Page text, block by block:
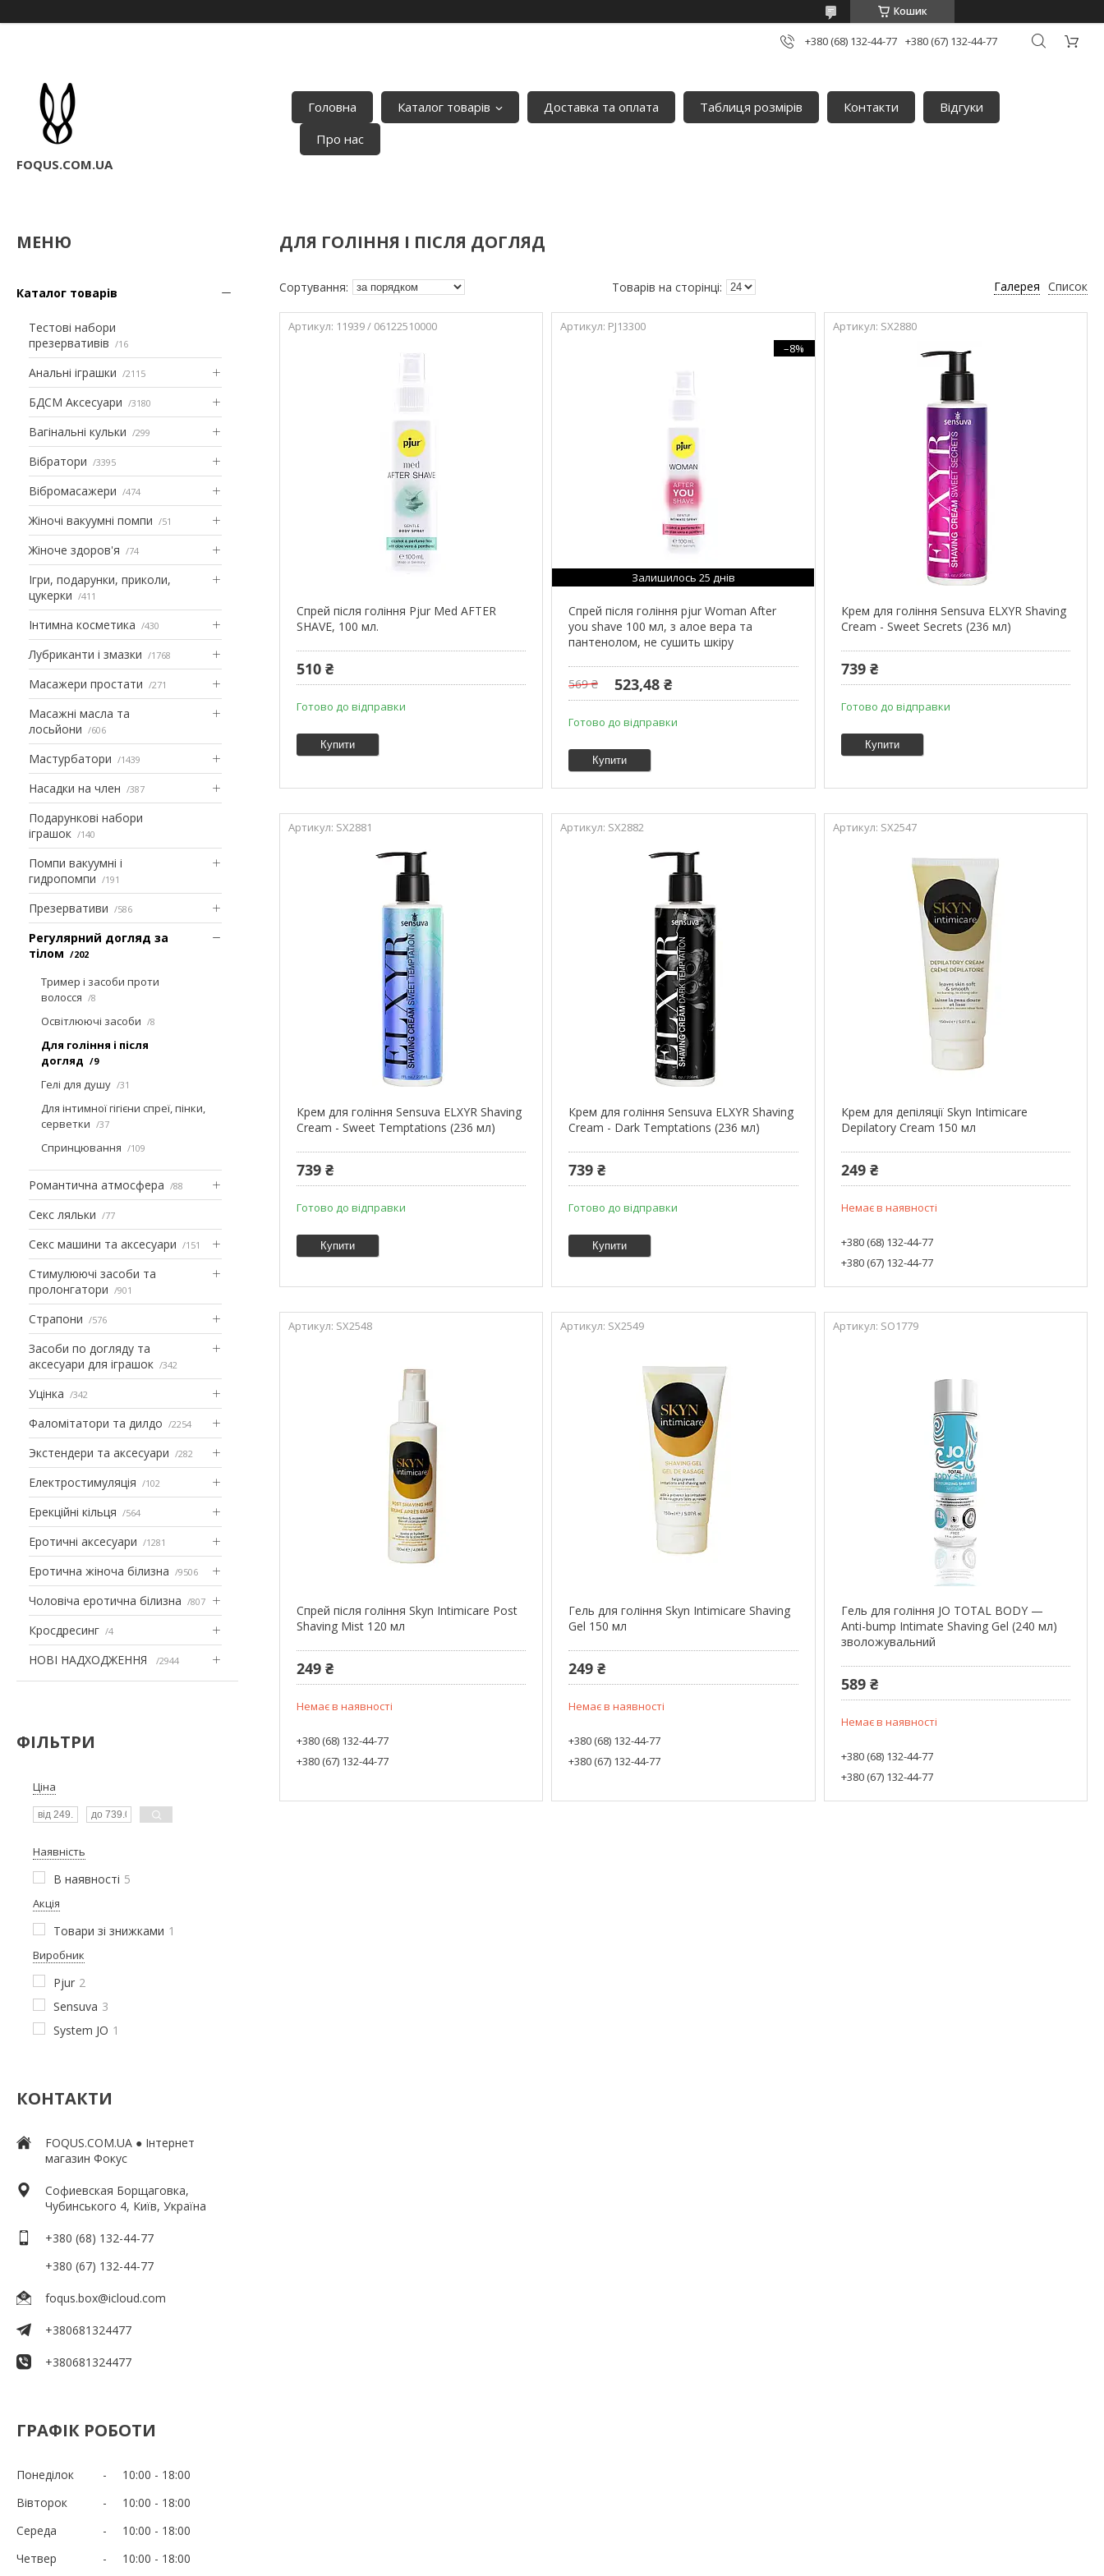
Кошик
+380 (68) 132-44-77 +380 (67) 132-44-77
FOQUS.COM.UA
Головна Каталог товарів Доставка та оплата Таблиця розмірів Контакти
Відгуки
Про нас
Каталог товарів
Тестові набори
презервативів
16
Анальні іграшки 2115
БДСМ Аксесуари 3180
Вагінальні кульки 299
Вібратори 3395
Вібромасажери 474
Жіночі вакуумні помпи 51
Жіноче здоров'я 74
Ігри, подарунки, приколи,
цукерки
411
Інтимна косметика 430
Лубриканти і змазки 1768
Масажери простати 271
Масажні масла та
лосьйони
606
Мастурбатори 1439
Насадки на член 387
Подарункові набори
іграшок
140
Помпи вакуумні і
гидропомпи
191
Презервативи 586
Регулярний догляд за
тілом
202
Тример і засоби проти
волосся
8
Освітлюючі засоби 8
Для гоління і після
догляд
9
Гелі для душу 31
Для інтимної гігієни спреї, пінки,
серветки
37
Спринцювання 109
Романтична атмосфера 88
Секс ляльки 77
Секс машини та аксесуари 151
Стимулюючі засоби та
пролонгатори
901
Страпони 576
Засоби по догляду та
аксесуари для іграшок
342
Уцінка 342
Фаломітатори та дилдо 2254
Экстендери та аксесуари 282
Електростимуляція 102
Ерекційні кільця 564
Еротичні аксесуари 1281
Еротична жіноча білизна 9506
Чоловіча еротична білизна 807
Кросдресинг 4
НОВІ НАДХОДЖЕННЯ 2944
ФІЛЬТРИ
Ціна
Наявність
В наявності 5
Акція
Товари зі знижками 1
Виробник
Pjur 2
Sensuva 3
System JO 1
КОНТАКТИ
FOQUS.COM.UA ● Інтернет
магазин Фокус
Софиевская Борщаговка,
Чубинського 4, Київ, Україна
+380 (68) 132-44-77
+380 (67) 132-44-77
foqus.box@icloud.com
+380681324477
+380681324477
ГРАФІК РОБОТИ
Понеділок 10:00
18:00
Вівторок
10:00
18:00
Середа
10:00
18:00
Четвер
10:00
18:00
ДЛЯ ГОЛІННЯ І ПІСЛЯ ДОГЛЯД
Галерея Список
11939 / 06122510000
Спрей після гоління Pjur Med AFTER
SHAVE, 100 мл.
510 ₴
Готово до відправки
Купити
PJ13300
–8%
Залишилось 25 днів
Спрей після гоління pjur Woman After
you shave 100 мл, з алое вера та
пантенолом, не сушить шкіру
569 ₴ 523,48 ₴
Готово до відправки
Купити
SX2880
Крем для гоління Sensuva ELXYR Shaving
Cream - Sweet Secrets (236 мл)
739 ₴
Готово до відправки
Купити
SX2881
Крем для гоління Sensuva ELXYR Shaving
Cream - Sweet Temptations (236 мл)
739 ₴
Готово до відправки
Купити
SX2882
Крем для гоління Sensuva ELXYR Shaving
Cream - Dark Temptations (236 мл)
739 ₴
Готово до відправки
Купити
SX2547
Крем для депіляції Skyn Intimicare
Depilatory Cream 150 мл
249 ₴
Немає в наявності
+380 (68) 132-44-77
+380 (67) 132-44-77
SX2548
Спрей після гоління Skyn Intimicare Post
Shaving Mist 120 мл
249 ₴
Немає в наявності
+380 (68) 132-44-77
+380 (67) 132-44-77
SX2549
Гель для гоління Skyn Intimicare Shaving
Gel 150 мл
249 ₴
Немає в наявності
+380 (68) 132-44-77
+380 (67) 132-44-77
SO1779
Гель для гоління JO TOTAL BODY —
Anti-bump Intimate Shaving Gel (240 мл)
зволожувальний
589 ₴
Немає в наявності
+380 (68) 132-44-77
+380 (67) 132-44-77